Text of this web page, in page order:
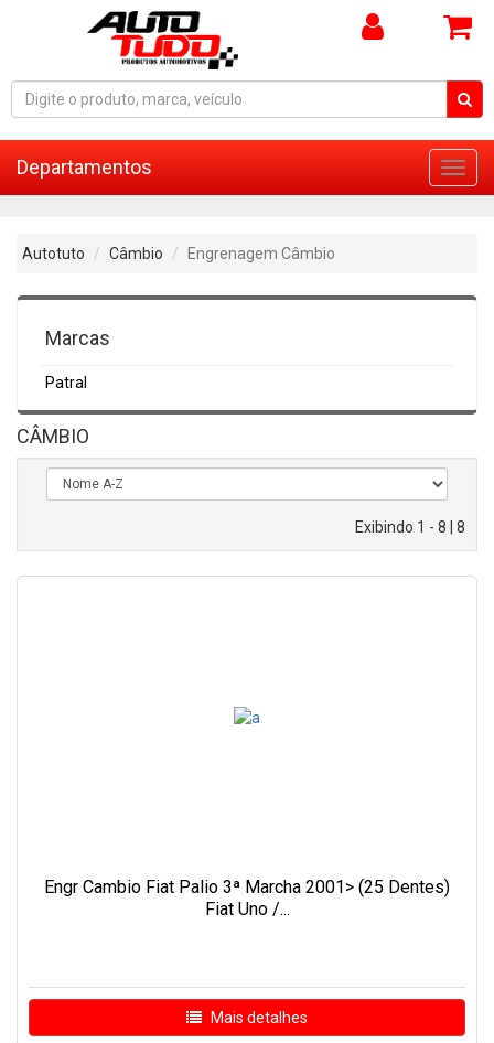
Departamentos
Autotuto Câmbio Engrenagem Câmbio
Marcas
Patral
CÂMBIO
Exibindo 1 - 8 | 8
Engr Cambio Fiat Palio 3ª Marcha 2001> (25 Dentes)
Fiat Uno /...
Mais detalhes